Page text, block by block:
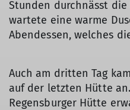
Stunden durchnässt
wartete eine warme
Abendessen, welches
Auch am dritten Tag
auf der letzten Hütte
Regensburger Hütte